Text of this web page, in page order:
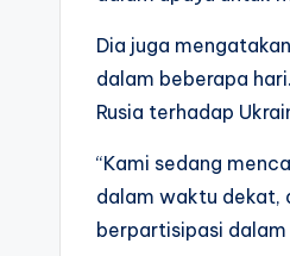
Dia juga
dalam beberapa
Rusia terhadap
“Kami sedang
dalam waktu dekat,
berpartisipasi dalam